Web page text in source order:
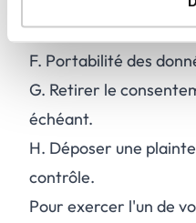
caractère personnel.
F. Portabilité des
G. Retirer le
échéant.
H. Déposer une
contrôle.
Pour exercer l'un de